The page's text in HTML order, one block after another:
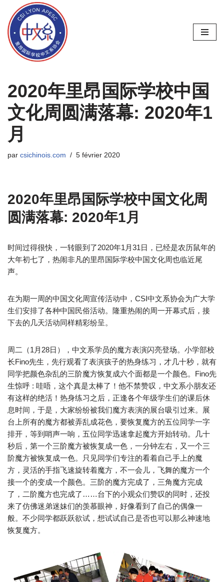
Aller
au
contenu
2020年里昂国际学校中国
文化周圆满落幕: 2020年1
月
par csichinois.com 5 février 2020
2020年里昂国际学校中国文化周
圆满落幕: 2020年1月
时间过得很快，一转眼到了2020年1月31日，已经是农历鼠年的
大年初七了，热闹非凡的里昂国际学校中国文化周也临近尾
声。
在为期一周的中国文化周宣传活动中，CSI中文系协会为广大学
生们安排了各种中国民俗活动。隆重热闹的周一开幕式后，接
下去的几天活动同样精彩纷呈。
周二（1月28日），中文系学员的魔方表演闪亮登场。小学部校
长Fino先生，先行观看了表演孩子的热身练习，才几十秒，就有
同学把颜色杂乱的三阶魔方恢复成六个面都是一个颜色。Fino先
生惊呼 : 哇唔，这个真是太棒了！他不禁赞叹，中文系小朋友还
有这样的绝活！热身练习之后，正逢各个年级学生们的课后休
息时间，于是，大家纷纷被我们魔方表演的展台吸引过来。展
台上所有的魔方都被弄乱成花色，要恢复魔方的五位同学一字
排开，等到哨声一响，五位同学迅速拿起魔方开始转动。几十
秒后，第一个三阶魔方被恢复成一色，一分钟左右，又一个三
阶魔方被恢复成一色。只见同学们专注的看着自己手上的魔
方，灵活的手指飞速旋转着魔方，不一会儿，飞舞的魔方一个
接一个的变成一个颜色。三阶的魔方完成了，三角魔方完成
了，二阶魔方也完成了……台下的小观众们赞叹的同时，还投
来了仿佛迷弟迷妹们的羡慕眼神，好像看到了自己的偶像一
般。不少同学都跃跃欲试，想试试自己是否也可以那么神速地
恢复魔方。